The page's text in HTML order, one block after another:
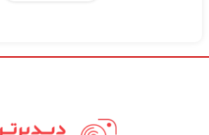
یک پرایم زاویه باز مطلوب، یک